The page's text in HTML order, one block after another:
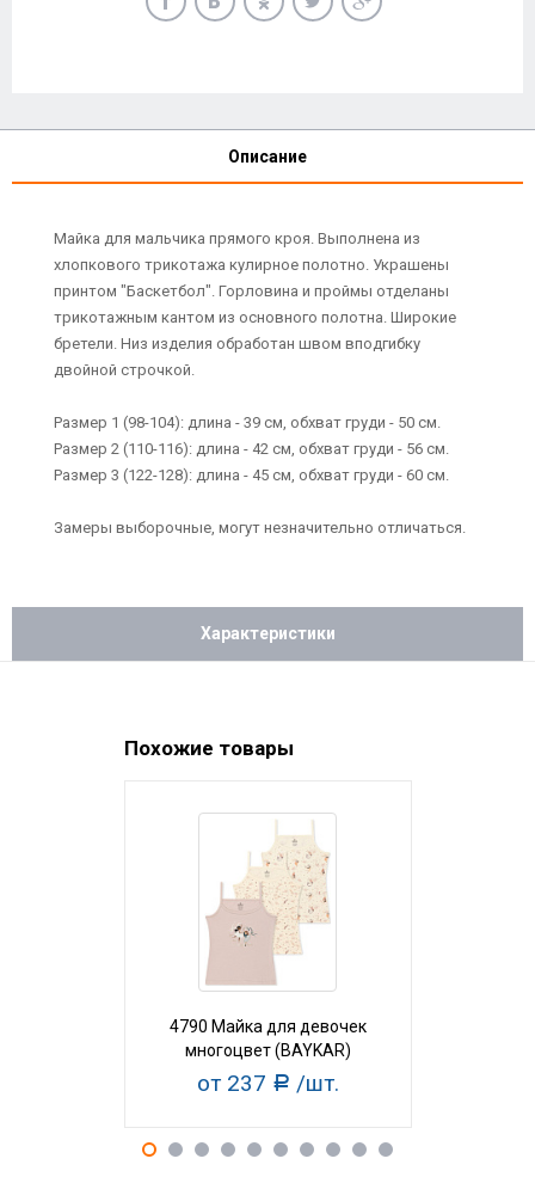
Описание
Майка для мальчика прямого кроя. Выполнена из
хлопкового трикотажа кулирное полотно. Украшены
принтом "Баскетбол". Горловина и проймы отделаны
трикотажным кантом из основного полотна. Широкие
бретели. Низ изделия обработан швом вподгибку
двойной строчкой.
Размер 1 (98-104): длина - 39 см, обхват груди - 50 см.
Размер 2 (110-116): длина - 42 см, обхват груди - 56 см.
Размер 3 (122-128): длина - 45 см, обхват груди - 60 см.
Замеры выборочные, могут незначительно отличаться.
Характеристики
Похожие товары
4790 Майка для девочек
многоцвет (BAYKAR)
от 237 Р /шт.